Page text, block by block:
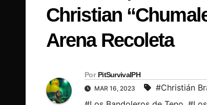
Christian
Arena Recoleta
Por PitSurvivalPH
MAR 16, 2023 #Christián